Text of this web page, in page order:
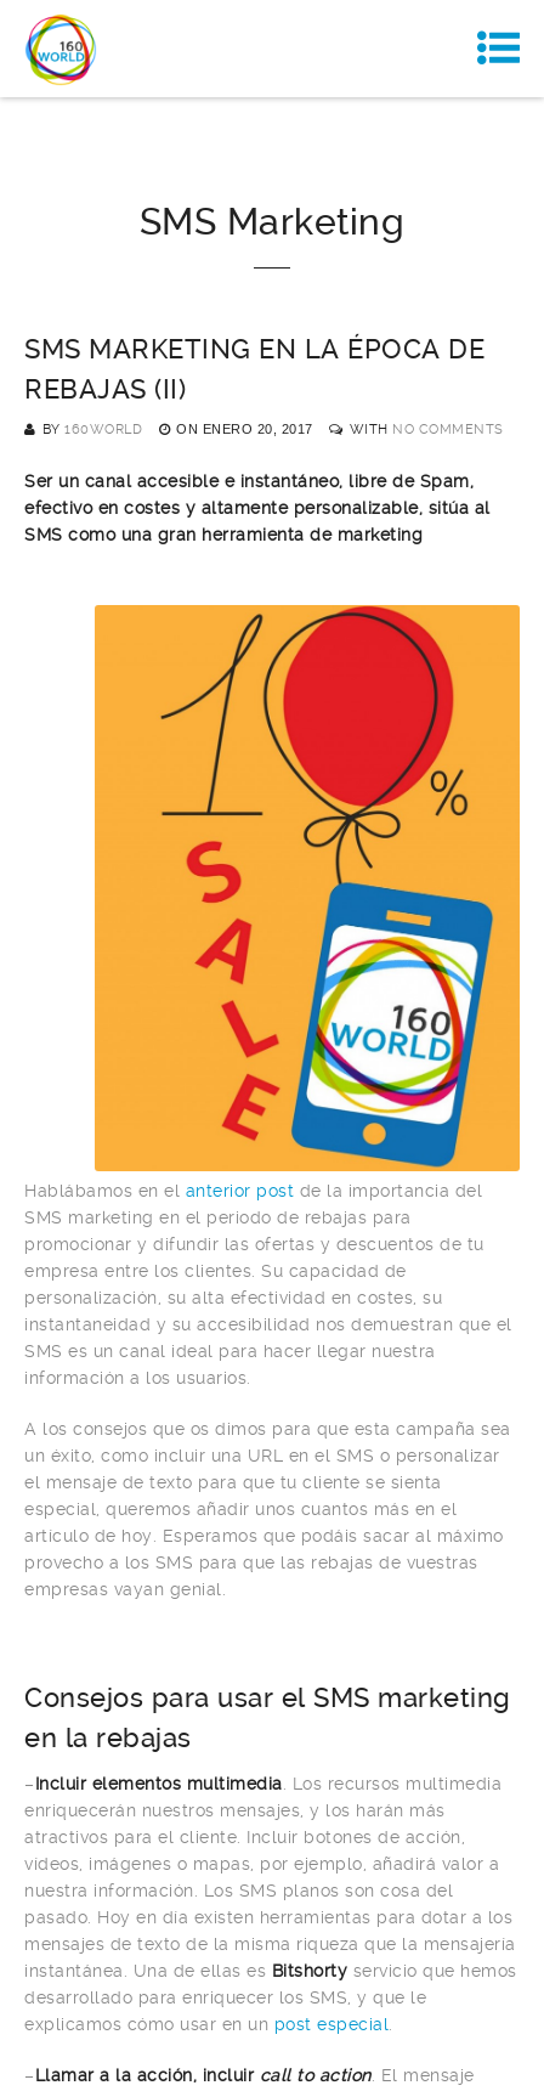
SMS Marketing
SMS MARKETING EN LA ÉPOCA DE
REBAJAS (II)
BY 160WORLD ON ENERO 20, 2017 WITH NO COMMENTS
Ser un canal accesible e instantáneo, libre de Spam,
efectivo en costes y altamente personalizable, sitúa al
SMS como una gran herramienta de marketing
Hablábamos en el anterior post de la importancia del
SMS marketing en el periodo de rebajas para
promocionar y difundir las ofertas y descuentos de tu
empresa entre los clientes. Su capacidad de
personalización, su alta efectividad en costes, su
instantaneidad y su accesibilidad nos demuestran que el
SMS es un canal ideal para hacer llegar nuestra
información a los usuarios.
A los consejos que os dimos para que esta campaña sea
un éxito, como incluir una URL en el SMS o personalizar
el mensaje de texto para que tu cliente se sienta
especial, queremos añadir unos cuantos más en el
artículo de hoy. Esperamos que podáis sacar al máximo
provecho a los SMS para que las rebajas de vuestras
empresas vayan genial.
Consejos para usar el SMS marketing
en la rebajas
–Incluir elementos multimedia. Los recursos multimedia
enriquecerán nuestros mensajes, y los harán más
atractivos para el cliente. Incluir botones de acción,
vídeos, imágenes o mapas, por ejemplo, añadirá valor a
nuestra información. Los SMS planos son cosa del
pasado. Hoy en día existen herramientas para dotar a los
mensajes de texto de la misma riqueza que la mensajería
instantánea. Una de ellas es Bitshorty servicio que hemos
desarrollado para enriquecer los SMS, y que le
explicamos cómo usar en un post especial.
–Llamar a la acción, incluir call to action. El mensaje